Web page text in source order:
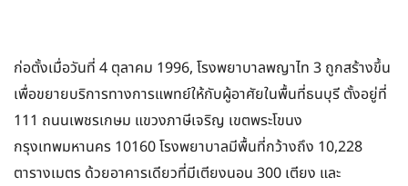
ก่อตั้งเมื่อวันที่ 4 ตุลาคม 1996, โรงพยาบาลพญาไท 3 ถูกสร้างขึ้น
เพื่อขยายบริการทางการแพทย์ให้กับผู้อาศัยในพื้นที่ธนบุรี ตั้งอยู่ที่
111 ถนนเพชรเกษม แขวงภาษีเจริญ เขตพระโขนง
กรุงเทพมหานคร 10160 โรงพยาบาลมีพื้นที่กว้างถึง 10,228
ตารางเมตร ด้วยอาคารเดียวที่มีเตียงนอน 300 เตียง และ